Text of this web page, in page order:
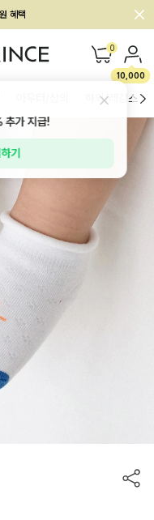
할인!
혜택 0
10,000
하의/레깅스
추가 지급!
기